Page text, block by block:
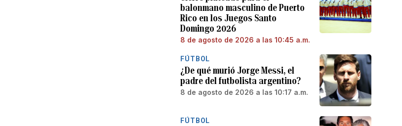
balonmano masculino de Puerto
Rico en los Juegos Santo
Domingo 2026
8 de agosto de 2026 a las 10:45 a.m.
FÚTBOL
¿De qué murió Jorge Messi, el
padre del futbolista argentino?
8 de agosto de 2026 a las 10:17 a.m.
FÚTBOL